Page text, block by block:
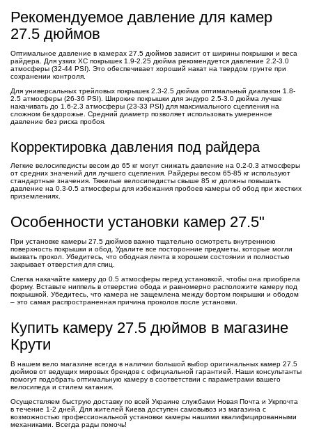
Рекомендуемое давление для камер
27.5 дюймов
Оптимальное давление в камерах 27.5 дюймов зависит от ширины покрышки и веса
райдера. Для узких XC покрышек 1.9-2.25 дюйма рекомендуется давление 2.2-3.0
атмосферы (32-44 PSI). Это обеспечивает хороший накат на твердом грунте при
сохранении контроля.
Для универсальных трейловых покрышек 2.3-2.5 дюйма оптимальный диапазон 1.8-
2.5 атмосферы (26-36 PSI). Широкие покрышки для эндуро 2.5-3.0 дюйма лучше
накачивать до 1.6-2.3 атмосферы (23-33 PSI) для максимального сцепления на
сложном бездорожье. Средний диаметр позволяет использовать умеренное
давление без риска пробоя.
Корректировка давления под райдера
Легкие велосипедисты весом до 65 кг могут снижать давление на 0.2-0.3 атмосферы
от средних значений для лучшего сцепления. Райдеры весом 65-85 кг используют
стандартные значения. Тяжелые велосипедисты свыше 85 кг должны повышать
давление на 0.3-0.5 атмосферы для избежания пробоев камеры об обод при жестких
приземлениях.
Особенности установки камер 27.5"
При установке камеры 27.5 дюймов важно тщательно осмотреть внутреннюю
поверхность покрышки и обод. Удалите все посторонние предметы, которые могли
вызвать прокол. Убедитесь, что ободная лента в хорошем состоянии и полностью
закрывает отверстия для спиц.
Слегка накачайте камеру до 0.5 атмосферы перед установкой, чтобы она приобрела
форму. Вставьте ниппель в отверстие обода и равномерно расположите камеру под
покрышкой. Убедитесь, что камера не защемлена между бортом покрышки и ободом
– это самая распространенная причина проколов после установки.
Купить камеру 27.5 дюймов в магазине
Крути
В нашем вело магазине всегда в наличии большой выбор оригинальных камер 27.5
дюймов от ведущих мировых брендов с официальной гарантией. Наши консультанты
помогут подобрать оптимальную камеру в соответствии с параметрами вашего
велосипеда и стилем катания.
Осуществляем быструю доставку по всей Украине службами Новая Почта и Укрпочта
в течение 1-2 дней. Для жителей Киева доступен самовывоз из магазина с
возможностью профессиональной установки камеры нашими квалифицированными
механиками. Всегда рады помочь!